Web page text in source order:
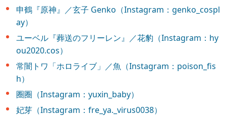
申鶴『原神』／玄子 Genko（Instagram：genko_cospl
ay）
ユーベル『葬送のフリーレン』／花豹（Instagram：hy
ou2020.cos）
常闇トワ「ホロライブ」／魚（Instagram：poison_fis
h）
圈圈（Instagram：yuxin_baby）
妃芽（Instagram：fre_ya._virus0038）